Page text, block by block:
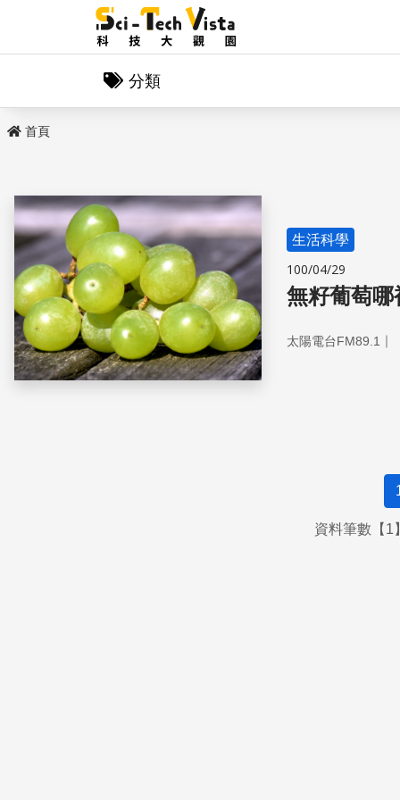
分類
首頁
生活科學
100/04/29
無籽葡萄哪
太陽電台FM89.1 ｜
資料筆數【1